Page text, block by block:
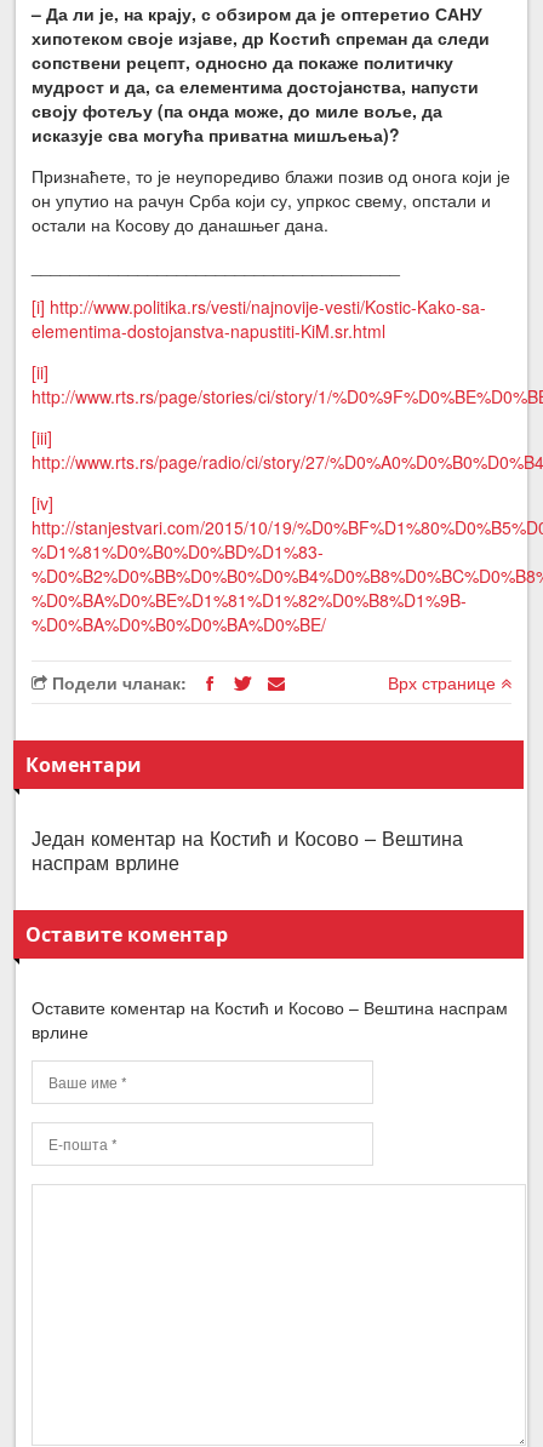
– Да ли је, на крају, с обзиром да је оптеретио САНУ
хипотеком своје изјаве, др Костић спреман да следи
сопствени рецепт, односно да покаже политичку
мудрост и да, са елементима достојанства, напусти
своју фотељу (па онда може, до миле воље, да
исказује сва могућа приватна мишљења)?
Признаћете, то је неупоредиво блажи позив од онога који је
он упутио на рачун Срба који су, упркос свему, опстали и
остали на Косову до данашњег дана.
[i] http://www.politika.rs/vesti/najnovije-vesti/Kostic-Kako-sa-
elementima-dostojanstva-napustiti-KiM.sr.html
[ii]
http://www.rts.rs/page/stories/ci/story/1/
[iii]
http://www.rts.rs/page/radio/ci/story/27/
[iv]
http://stanjestvari.com/2015/10/19/
%D1%81%D0%B0%D0%BD%D1%83-
%D0%BA%D0%BE%D1%81%D1%82%D0%B8%D1%9B-
%D0%BA%D0%B0%D0%BA%D0%BE/
Подели чланак: Врх странице
Коментари
Један коментар на Костић и Косово – Вештина
наспрам врлине
Оставите коментар
Оставите коментар на Костић и Косово – Вештина наспрам
врлине